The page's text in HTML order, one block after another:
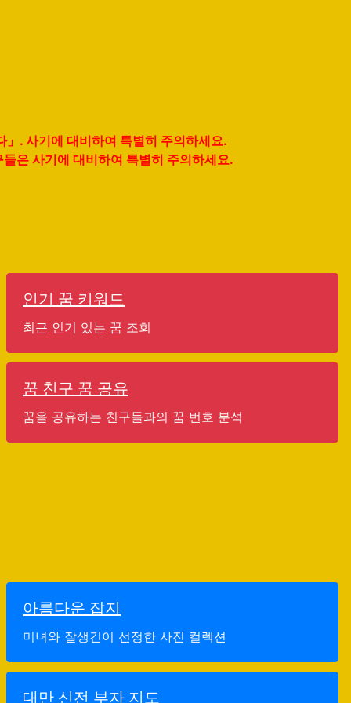
. 사기에 대비하여 특별히 주의하세요.
은 사기에 대비하여 특별히 주의하세요.
인기 꿈 키워드
최근 인기 있는 꿈 조회
꿈 친구 꿈 공유
꿈을 공유하는 친구들과의 꿈 번호 분석
아름다운 잡지
미녀와 잘생긴이 선정한 사진 컬렉션
대만 신전 부자 지도